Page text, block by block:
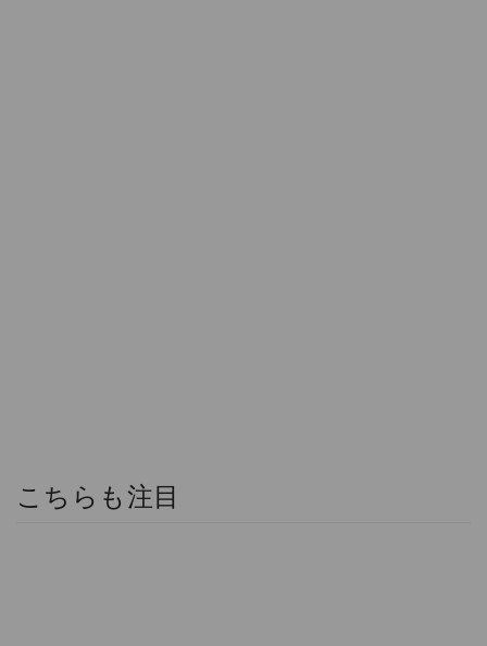
こちらも注目